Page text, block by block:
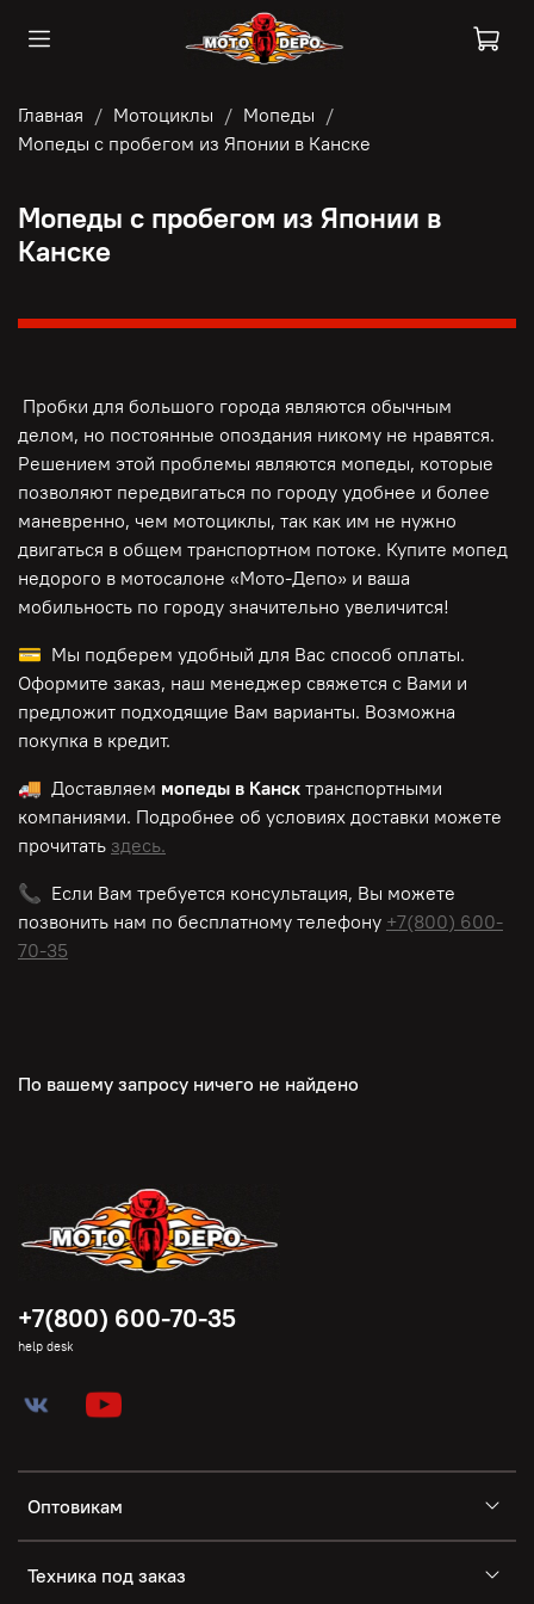
Главная Мотоциклы
Мопеды
Мопеды с пробегом из Японии в Канске
Мопеды с пробегом из Японии в
Канске
Пробки для большого города являются обычным
делом, но постоянные опоздания никому не нравятся.
Решением этой проблемы являются мопеды, которые
позволяют передвигаться по городу удобнее и более
маневренно, чем мотоциклы, так как им не нужно
двигаться в общем транспортном потоке. Купите мопед
недорого в мотосалоне «Мото-Депо» и ваша
мобильность по городу значительно увеличится!
💳 Мы подберем удобный для Вас способ оплаты.
Оформите заказ, наш менеджер свяжется с Вами и
предложит подходящие Вам варианты. Возможна
покупка в кредит.
🚚 Доставляем мопеды в Канск транспортными
компаниями. Подробнее об условиях доставки можете
прочитать здесь.
📞 Если Вам требуется консультация, Вы можете
позвонить нам по бесплатному телефону +7(800) 600-
70-35
По вашему запросу ничего не найдено
Оптовикам
Техника под заказ
+7(800) 600-70-35
help desk